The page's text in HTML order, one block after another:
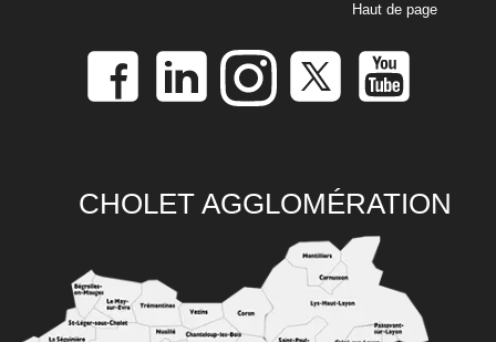
Haut de page
CHOLET AGGLOMÉRATION